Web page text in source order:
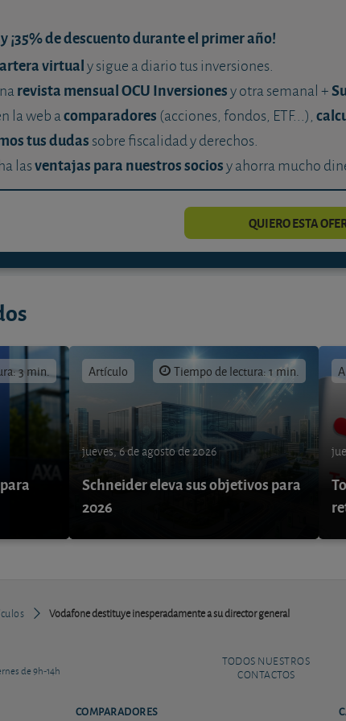
¡35% de descuento durante el primer año!
virtualy sigue a diario tus inversiones.
revista mensual OCU Inversionesy otra semanal +
la web acomparadores (acciones, fondos, ETF...),
tus dudas sobre fiscalidad y derechos.
lasventajas para nuestros sociosy ahorra mucho
QUIERO ESTA
3 min. Artículo Tiempo de lectura: 1 min.
jueves, 6 de agosto de 2026
Schneider eleva sus objetivos para
2026
Vodafone destituye inesperadamente a su director general
de 9h-14h
TODOS NUESTROS
CONTACTOS
COMPARADORES